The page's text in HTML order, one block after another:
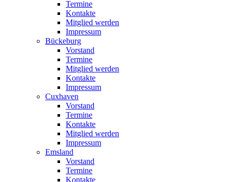
Termine
Kontakte
Mitglied werden
Impressum
Bückeburg
Vorstand
Termine
Mitglied werden
Kontakte
Impressum
Cuxhaven
Vorstand
Termine
Kontakte
Mitglied werden
Impressum
Emsland
Vorstand
Termine
Kontakte